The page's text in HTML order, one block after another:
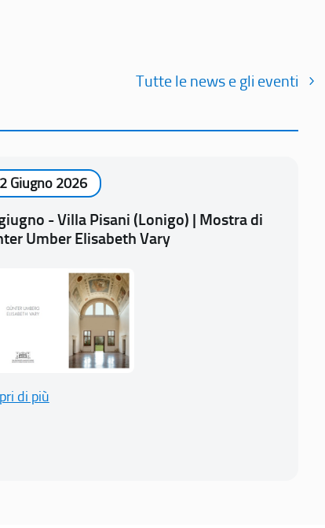
Tutte le news e gli eventi
Giugno 2026
- Villa Pisani (Lonigo) | Mostra di
Umber Elisabeth Vary
di più